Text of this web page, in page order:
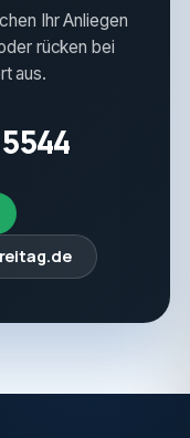
Ihr Anliegen
rücken bei
aus.